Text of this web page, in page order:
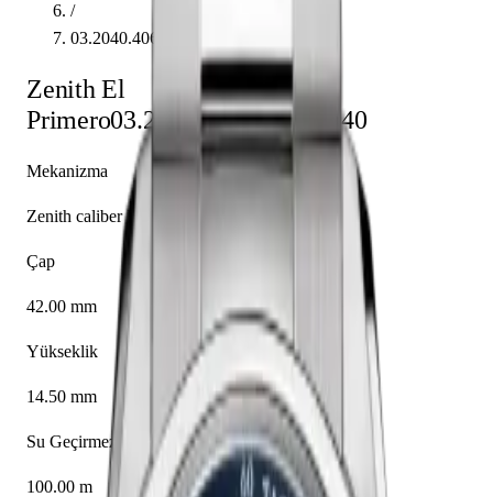
/
03.2040.4061/52.M2040
Zenith El
Primero03.2040.4061/52.M2040
Mekanizma
Zenith caliber El Primero 4061
Çap
42.00 mm
Yükseklik
14.50 mm
Su Geçirmezlik
100.00 m